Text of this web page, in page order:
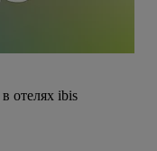
в отелях ibis